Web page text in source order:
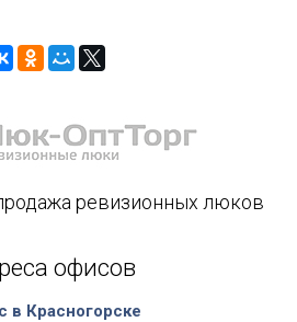
ревизионных люков
офисов
в Красногорске